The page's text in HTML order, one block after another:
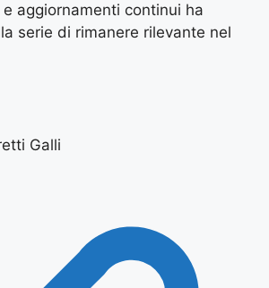
aggiornamenti continui ha
serie di rimanere rilevante nel
Galli